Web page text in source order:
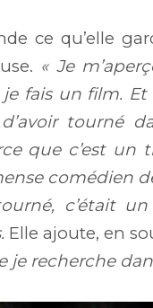
ce qu’elle
« Je
fais un film. Et
d’avoir tourné
que c’est un
comédien
c’était
Elle ajoute, en
recherche